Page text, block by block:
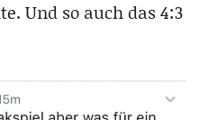
Und so auch das 4:3